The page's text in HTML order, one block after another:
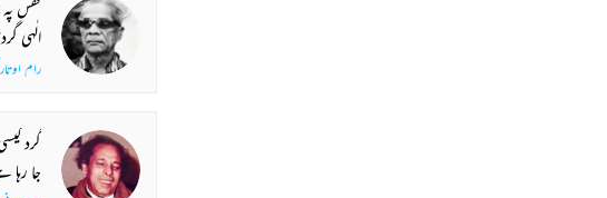
قفس
الٰہی
رام
گرد
جا رہا